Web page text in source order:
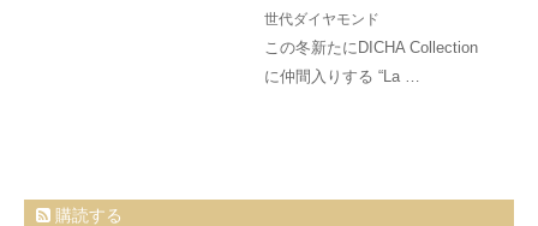
世代ダイヤモンド
この冬新たにDICHA Collection
に仲間入りする “La …
購読する